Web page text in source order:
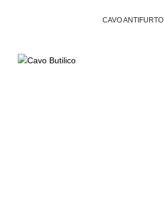
CAVO ANTIFURTO